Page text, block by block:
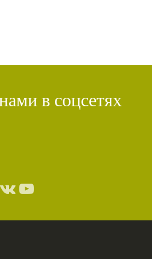
в соцсетях